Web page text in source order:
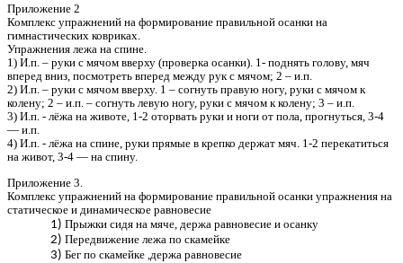
Приложение 2
Комплекс упражнений на формирование правильной осанки на
гимнастических ковриках.
Упражнения лежа на спине.
1) И.п. – руки с мячом вверху (проверка осанки). 1- поднять голову, мяч
вперед вниз, посмотреть вперед между рук с мячом; 2 – и.п.
2) И.п. – руки с мячом вверху. 1 – согнуть правую ногу, руки с мячом к
колену; 2 – и.п. – согнуть левую ногу, руки с мячом к колену; 3 – и.п.
3) И.п. - лёжа на животе, 1-2 оторвать руки и ноги от пола, прогнуться, 3-4
— и.п.
4) И.п. - лёжа на спине, руки прямые в крепко держат мяч. 1-2 перекатиться
на живот, 3-4 — на спину.
Приложение 3.
Комплекс упражнений на формирование правильной осанки упражнения на
статическое и динамическое равновесие
Прыжки сидя на мяче, держа равновесие и осанку
Передвижение лежа по скамейке
Бег по скамейке ,держа равновесие